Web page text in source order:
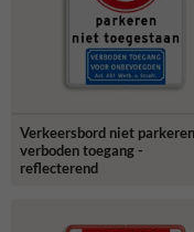
Verkeersbord niet parkeren
verboden toegang -
reflecterend